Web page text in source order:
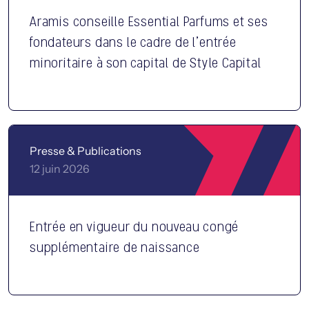
Aramis conseille Essential Parfums et ses
fondateurs dans le cadre de l’entrée
minoritaire à son capital de Style Capital
Presse & Publications
12 juin 2026
Entrée en vigueur du nouveau congé
supplémentaire de naissance